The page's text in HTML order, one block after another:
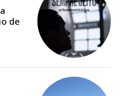
para
de